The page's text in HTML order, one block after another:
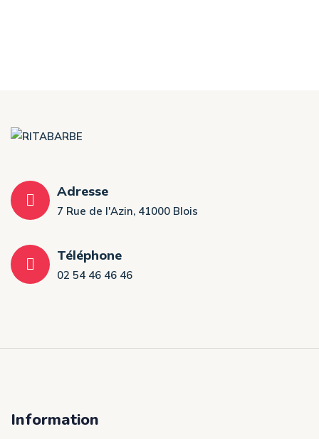
Adresse
7 Rue de l'Azin, 41000 Blois
Téléphone
02 54 46 46 46
Information